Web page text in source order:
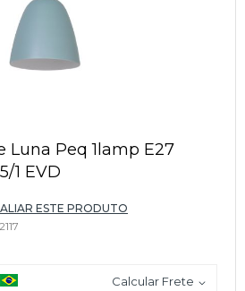
Luna Peq 1lamp E27
1 EVD
ESTE PRODUTO
Calcular Frete